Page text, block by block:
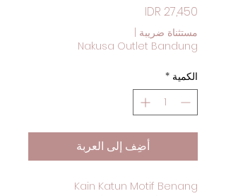
مستثناة ضريبة
Nakusa Outlet Bandung
الكمية *
أضِف إلى العربة
Kain Katun Motif Benang